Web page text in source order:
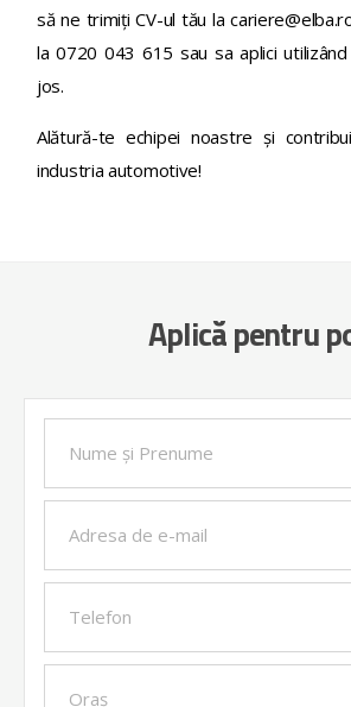
să ne trimiți CV-ul tău la
la 0720 043 615 sau sa aplici
jos.
Alătură-te echipei noastre și
industria automotive!
Aplică pentru